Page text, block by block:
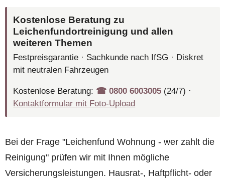
Kostenlose Beratung zu
Leichenfundortreinigung und allen
weiteren Themen
Festpreisgarantie · Sachkunde nach IfSG · Diskret
mit neutralen Fahrzeugen
Kostenlose Beratung: ☎︎ 0800 6003005 (24/7) ·
Kontaktformular mit Foto-Upload
Bei der Frage "Leichenfund Wohnung - wer zahlt die
Reinigung" prüfen wir mit Ihnen mögliche
Versicherungsleistungen. Hausrat-, Haftpflicht- oder